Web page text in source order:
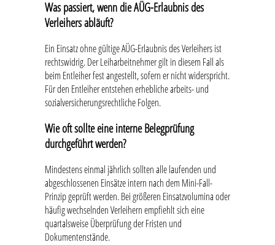
Was passiert, wenn die AÜG-Erlaubnis des
Verleihers abläuft?
Ein Einsatz ohne gültige AÜG-Erlaubnis des Verleihers ist
rechtswidrig. Der Leiharbeitnehmer gilt in diesem Fall als
beim Entleiher fest angestellt, sofern er nicht widerspricht.
Für den Entleiher entstehen erhebliche arbeits- und
sozialversicherungsrechtliche Folgen.
Wie oft sollte eine interne Belegprüfung
durchgeführt werden?
Mindestens einmal jährlich sollten alle laufenden und
abgeschlossenen Einsätze intern nach dem Mini-Fall-
Prinzip geprüft werden. Bei größeren Einsatzvolumina oder
häufig wechselnden Verleihern empfiehlt sich eine
quartalsweise Überprüfung der Fristen und
Dokumentenstände.